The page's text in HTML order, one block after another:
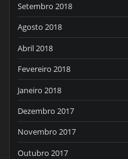
Setembro 2018
Agosto 2018
Abril 2018
Fevereiro 2018
Janeiro 2018
Dezembro 2017
Novembro 2017
Outubro 2017